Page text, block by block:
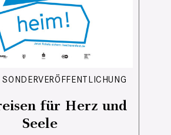
für Herz und
Seele